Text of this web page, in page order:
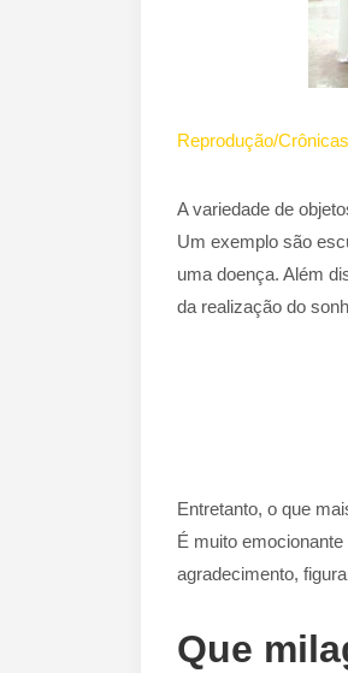
Reprodução/
A variedade de
Um exemplo são
uma doença. Além
da realização do
Entretanto, o que
É muito
agradecimento,
Que